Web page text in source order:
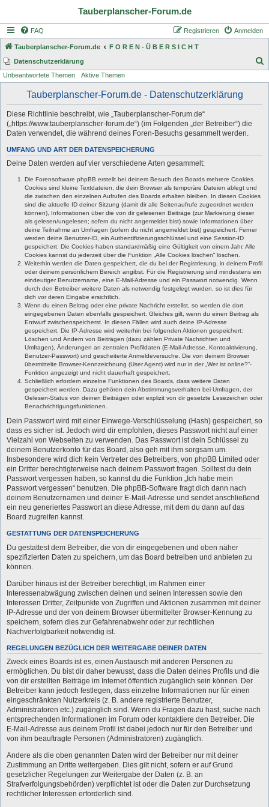
Tauberplanscher-Forum.de
FAQ Anmelden
Registrieren
Tauberplanscher-Forum.de
F O R E N - Ü B E R S I C H T
Datenschutzerklärung
Unbeantwortete Themen Aktive Themen
Tauberplanscher-Forum.de - Datenschutzerklärung
Diese Richtlinie beschreibt, wie „Tauberplanscher-Forum.de“
(„https://www.tauberplanscher-forum.de“) (im Folgenden „der Betreiber“) die
Daten verwendet, die während deines Foren-Besuchs gesammelt werden.
UMFANG UND ART DER DATENSPEICHERUNG
Deine Daten werden auf vier verschiedene Arten gesammelt:
Die Forensoftware phpBB erstellt bei deinem Besuch des Boards mehrere Cookies.
Cookies sind kleine Textdateien, die dein Browser als temporäre Dateien ablegt und
die zwischen den einzelnen Aufrufen des Boards erhalten bleiben. In diesen Cookies
sind die aktuelle ID deiner Sitzung (damit dir alle Seitenaufrufe zugeordnet werden
können), Informationen über die von dir gelesenen Beiträge (zur Markierung dieser
als gelesen/ungelesen; sofern du nicht angemeldet bist) sowie Informationen über
deine Teilnahme an Umfragen (sofern du nicht angemeldet bist) gespeichert. Ferner
werden deine Benutzer-ID, ein Authentifizierungsschlüssel und eine Session-ID
gespeichert. Die Cookies haben standardmäßig eine Gültigkeit von einem Jahr. Alle
Cookies kannst du jederzeit über die Funktion „Alle Cookies löschen“ löschen.
Weiterhin werden die Daten gespeichert, die du bei der Registrierung, in deinem Profil
oder deinem persönlichem Bereich angibst. Für die Registrierung sind mindestens ein
eindeutiger Benutzername, eine E-Mail-Adresse und ein Passwort notwendig. Wenn
durch den Betreiber weitere Daten als notwendig festgelegt wurden, so ist dies für
dich vor deren Eingabe ersichtlich.
Wenn du einen Beitrag oder eine private Nachricht erstellst, so werden die dort
eingegebenen Daten ebenfalls gespeichert. Gleiches gilt, wenn du einen Beitrag als
Entwurf zwischenspeicherst. In diesen Fällen wird auch deine IP-Adresse
gespeichert. Die IP-Adresse wird weiterhin bei folgenden Aktionen gespeichert:
Löschen und Ändern von Beiträgen (dazu zählen Private Nachrichten und
Umfragen), Änderungen an zentralen Profildaten (E-Mail-Adresse, Kontoaktivierung,
Benutzer-Passwort) und gescheiterte Anmeldeversuche. Die von deinem Browser
übermittelte Browser-Kennzeichnung (User Agent) wird nur in der „Wer ist online?“-
Funktion angezeigt und nicht dauerhaft gespeichert.
Schließlich erfordern einzelne Funktionen des Boards, dass weitere Daten
gespeichert werden. Dazu gehören dein Abstimmungsverhalten bei Umfragen, der
Gelesen-Status von deinen Beiträgen oder explizit von dir gesetzte Lesezeichen oder
Benachrichtigungsfunktionen.
Dein Passwort wird mit einer Einwege-Verschlüsselung (Hash) gespeichert, so
dass es sicher ist. Jedoch wird dir empfohlen, dieses Passwort nicht auf einer
Vielzahl von Webseiten zu verwenden. Das Passwort ist dein Schlüssel zu
deinem Benutzerkonto für das Board, also geh mit ihm sorgsam um.
Insbesondere wird dich kein Vertreter des Betreibers, von phpBB Limited oder
ein Dritter berechtigterweise nach deinem Passwort fragen. Solltest du dein
Passwort vergessen haben, so kannst du die Funktion „Ich habe mein
Passwort vergessen“ benutzen. Die phpBB-Software fragt dich dann nach
deinem Benutzernamen und deiner E-Mail-Adresse und sendet anschließend
ein neu generiertes Passwort an diese Adresse, mit dem du dann auf das
Board zugreifen kannst.
GESTATTUNG DER DATENSPEICHERUNG
Du gestattest dem Betreiber, die von dir eingegebenen und oben näher
spezifizierten Daten zu speichern, um das Board betreiben und anbieten zu
können.
Darüber hinaus ist der Betreiber berechtigt, im Rahmen einer
Interessenabwägung zwischen deinen und seinen Interessen sowie den
Interessen Dritter, Zeitpunkte von Zugriffen und Aktionen zusammen mit deiner
IP-Adresse und der von deinem Browser übermittelter Browser-Kennung zu
speichern, sofern dies zur Gefahrenabwehr oder zur rechtlichen
Nachverfolgbarkeit notwendig ist.
REGELUNGEN BEZÜGLICH DER WEITERGABE DEINER DATEN
Zweck eines Boards ist es, einen Austausch mit anderen Personen zu
ermöglichen. Du bist dir daher bewusst, dass die Daten deines Profils und die
von dir erstellten Beiträge im Internet öffentlich zugänglich sein können. Der
Betreiber kann jedoch festlegen, dass einzelne Informationen nur für einen
eingeschränkten Nutzerkreis (z. B. andere registrierte Benutzer,
Administratoren etc.) zugänglich sind. Wenn du Fragen dazu hast, suche nach
entsprechenden Informationen im Forum oder kontaktiere den Betreiber. Die
E-Mail-Adresse aus deinem Profil ist dabei jedoch nur für den Betreiber und
von ihm beauftragte Personen (Administratoren) zugänglich.
Andere als die oben genannten Daten wird der Betreiber nur mit deiner
Zustimmung an Dritte weitergeben. Dies gilt nicht, sofern er auf Grund
gesetzlicher Regelungen zur Weitergabe der Daten (z. B. an
Strafverfolgungsbehörden) verpflichtet ist oder die Daten zur Durchsetzung
rechtlicher Interessen erforderlich sind.